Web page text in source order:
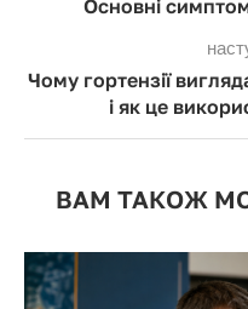
Основні
Чому гортензії
і як це
ВАМ ТАКОЖ